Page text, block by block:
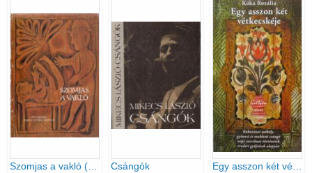
Csángók Egy asszon két vétkecskéje